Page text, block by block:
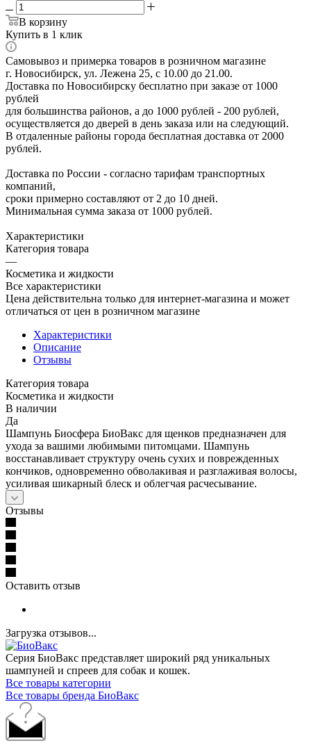
В корзину
Купить в 1 клик
Самовывоз и примерка товаров в розничном магазине
г. Новосибирск, ул. Лежена 25, с 10.00 до 21.00.
Доставка по Новосибирску бесплатно при заказе от 1000
рублей
для большинства районов, а до 1000 рублей - 200 рублей,
осуществляется до дверей в день заказа или на следующий.
В отдаленные районы города бесплатная доставка от 2000
рублей.
Доставка по России - согласно тарифам транспортных
компаний,
сроки примерно составляют от 2 до 10 дней.
Минимальная сумма заказа от 1000 рублей.
Характеристики
Категория товара
—
Косметика и жидкости
Все характеристики
Цена действительна только для интернет-магазина и может
отличаться от цен в розничном магазине
Характеристики
Описание
Отзывы
Категория товара
Косметика и жидкости
В наличии
Да
Шампунь Биосфера БиоВакс для щенков предназначен для
ухода за вашими любимыми питомцами. Шампунь
восстанавливает структуру очень сухих и поврежденных
кончиков, одновременно обволакивая и разглаживая волосы,
усиливая шикарный блеск и облегчая расчесывание.
Отзывы
Оставить отзыв
Загрузка отзывов...
Серия БиоВакс представляет широкий ряд уникальных
шампуней и спреев для собак и кошек.
Все товары категории
Все товары бренда БиоВакс